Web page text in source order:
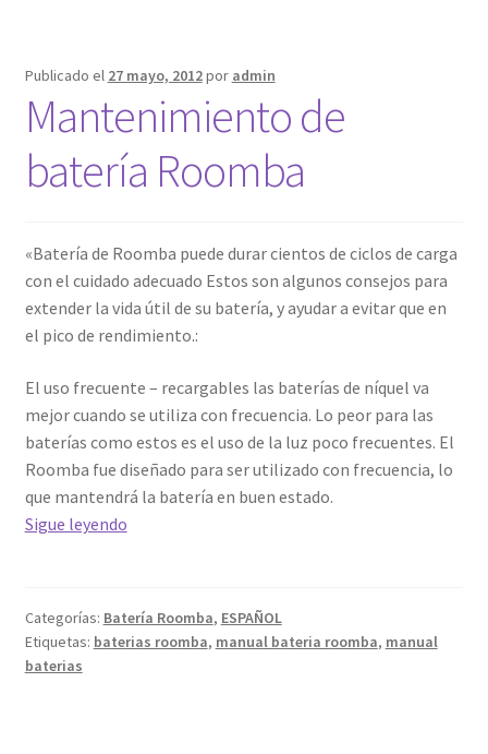
Publicado el 27 mayo, 2012por admin
Mantenimiento de
batería Roomba
«Batería de Roomba puede durar cientos de ciclos de carga
con el cuidado adecuado Estos son algunos consejos para
extender la vida útil de su batería, y ayudar a evitar que en
el pico de rendimiento.:
El uso frecuente – recargables las baterías de níquel va
mejor cuando se utiliza con frecuencia. Lo peor para las
baterías como estos es el uso de la luz poco frecuentes. El
Roomba fue diseñado para ser utilizado con frecuencia, lo
que mantendrá la batería en buen estado.
Sigue leyendoMantenimiento
Categorías: Batería Roomba, ESPAÑOL
Etiquetas: baterias roomba, manual bateria roomba, manual
baterias